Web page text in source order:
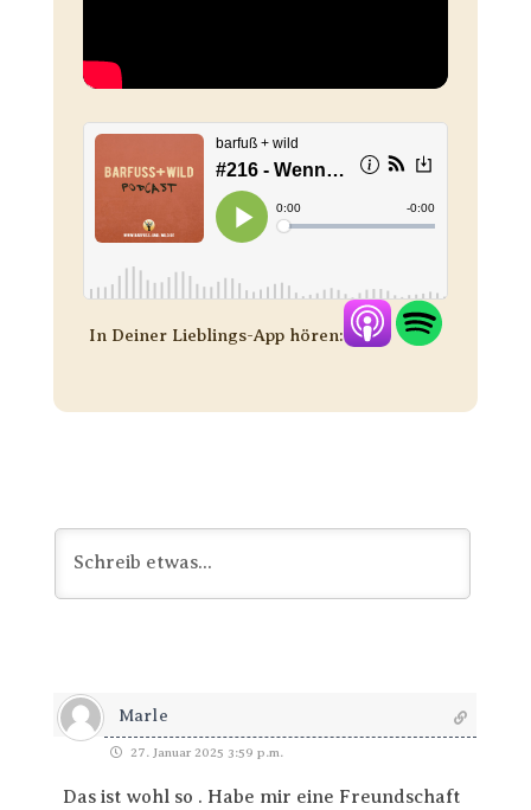
In Deiner Lieblings-App hören:
Marle
27. Januar 2025 3:59 p.m.
Das ist wohl so . Habe mir eine Freundschaft